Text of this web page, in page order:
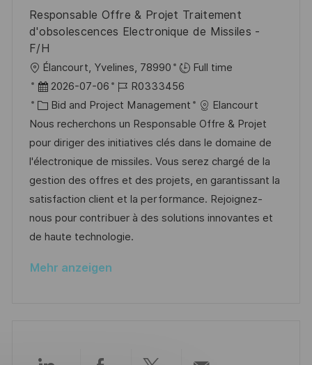
c
h
u
n
g
e
ö
f
t
l
n
e
Responsable Offre & Projet Traitement
d'obsolescences Electronique de Missiles -
F/H
O
r
t
Élancourt, Yvelines, 78990
Full time
D
a
t
u
m
d
e
r
V
r
2026-07-06
J
o
b
-
I
D
R0333456
K
a
t
e
g
o
r
i
Bid and Project Management
Elancourt
Nous recherchons un Responsable Offre & Projet
pour diriger des initiatives clés dans le domaine de
l'électronique de missiles. Vous serez chargé de la
gestion des offres et des projets, en garantissant la
satisfaction client et la performance. Rejoignez-
nous pour contribuer à des solutions innovantes et
de haute technologie.
Mehr anzeigen